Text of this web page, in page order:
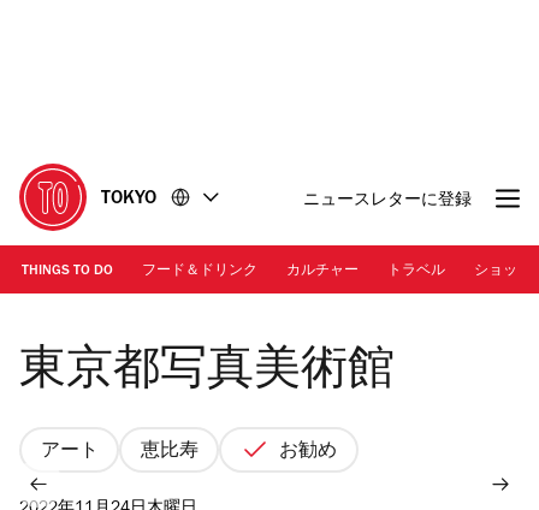
に
移
動
移
動
TOKYO ニュースレターに登録
THINGS TO DO フード＆ドリンク カルチャー トラベル ショッピ
東京都写真美術館 | 外観
東京都写真美術館
アート 恵比寿 お勧め